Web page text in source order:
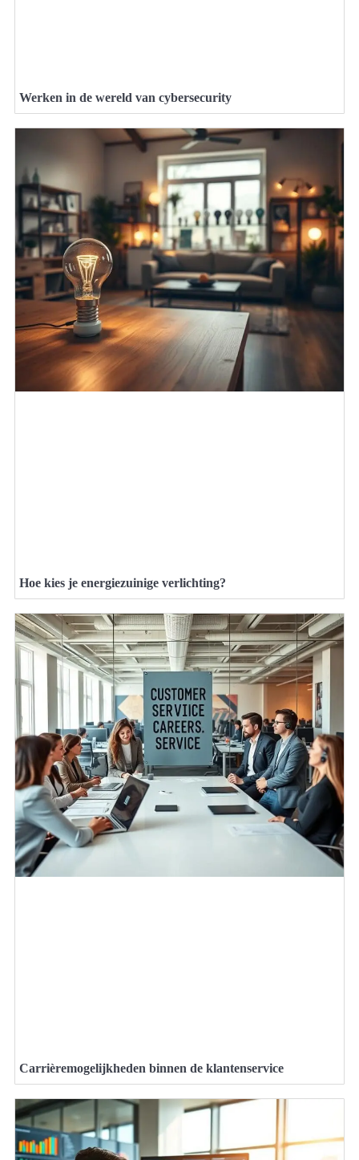
Werken in de wereld van cybersecurity
Hoe kies je energiezuinige verlichting?
Carrièremogelijkheden binnen de klantenservice